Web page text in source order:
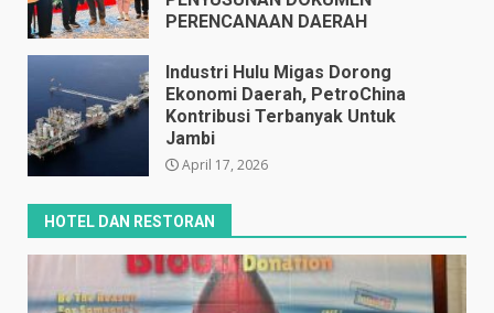
PERENCANAAN DAERAH
Industri Hulu Migas Dorong
Ekonomi Daerah, PetroChina
Kontribusi Terbanyak Untuk
Jambi
April 17, 2026
HOTEL DAN RESTORAN